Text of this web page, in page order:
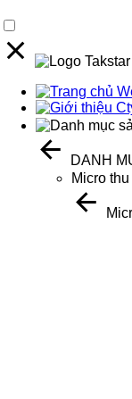
DANH
Micro